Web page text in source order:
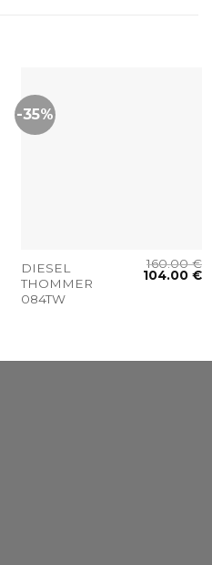
-35%
DIESEL
THOMMER
084TW
160.00€
104.00€